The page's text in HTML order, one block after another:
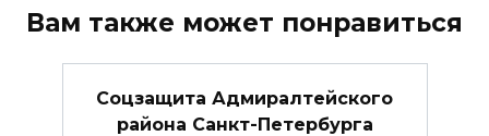
Вам также может понравиться
Соцзащита Адмиралтейского
района Санкт-Петербурга